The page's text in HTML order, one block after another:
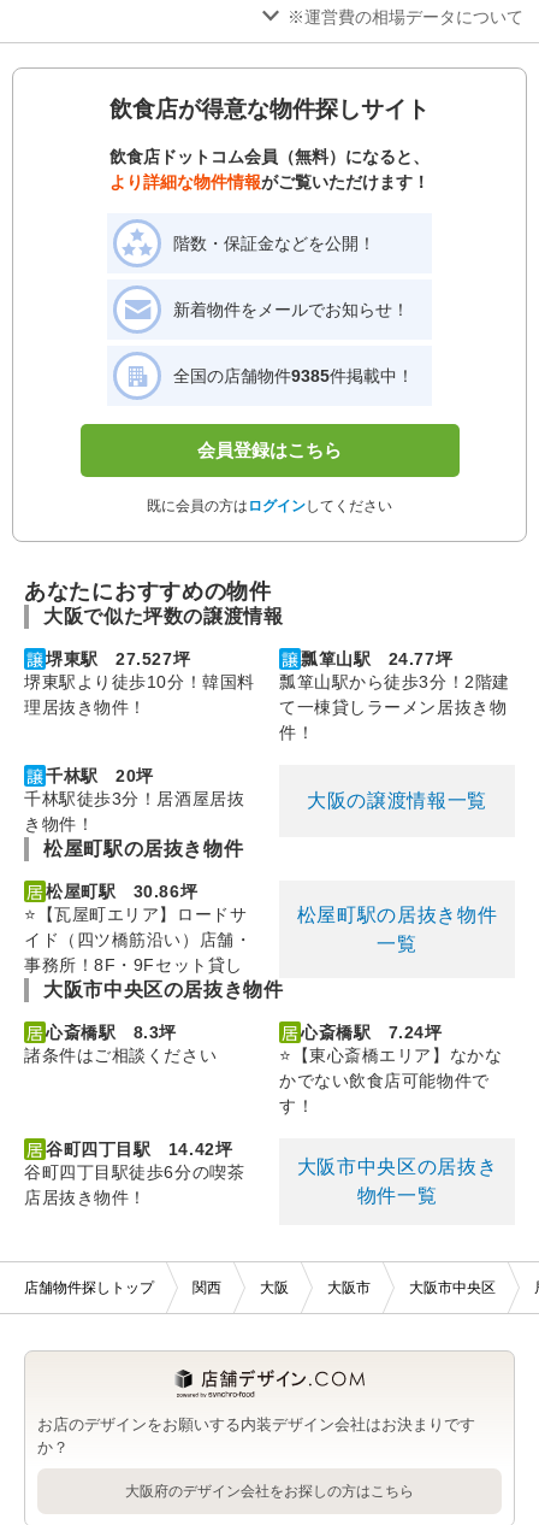
※運営費の相場データについて
飲食店が得意な物件探しサイト
飲食店ドットコム会員（無料）になると、
より詳細な物件情報がご覧いただけます！
階数・保証金などを公開！
新着物件をメールでお知らせ！
全国の店舗物件9385件掲載中！
会員登録はこちら
既に会員の方は ログインしてください
あなたにおすすめの物件
大阪で似た坪数の譲渡情報
堺東駅 27.527坪
堺東駅より徒歩10分！韓国料
理居抜き物件！
瓢箪山駅 24.77坪
瓢箪山駅から徒歩3分！2階建
て一棟貸しラーメン居抜き物
件！
千林駅 20坪
千林駅徒歩3分！居酒屋居抜
き物件！
大阪の譲渡情報一覧
松屋町駅の居抜き物件
松屋町駅 30.86坪
⭐【瓦屋町エリア】ロードサ
イド（四ツ橋筋沿い）店舗・
事務所！8F・9Fセット貸し
松屋町駅の居抜き物件
一覧
大阪市中央区の居抜き物件
心斎橋駅 8.3坪
諸条件はご相談ください
心斎橋駅 7.24坪
⭐【東心斎橋エリア】なかな
かでない飲食店可能物件で
す！
谷町四丁目駅 14.42坪
谷町四丁目駅徒歩6分の喫茶
店居抜き物件！
大阪市中央区の居抜き
物件一覧
店舗物件探しトップ 関西 大阪 大阪市 大阪市中央区
お店のデザインをお願いする内装デザイン会社はお決まりです
か？
大阪府のデザイン会社をお探しの方はこちら